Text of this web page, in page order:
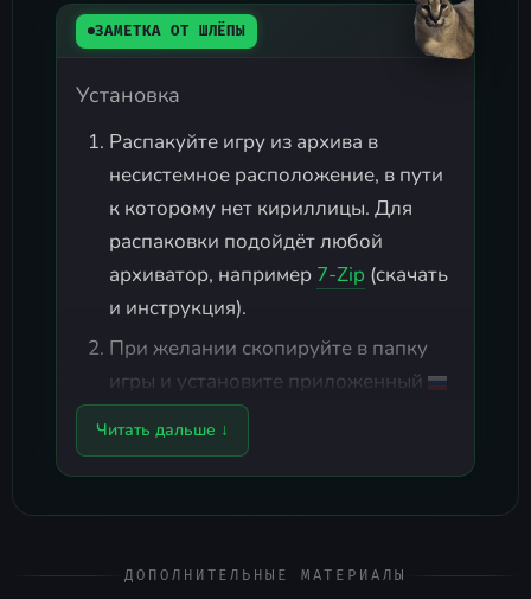
ЗАМЕТКА ОТ ШЛЁПЫ
Установка
Распакуйте игру из архива в
несистемное расположение, в пути
к которому нет кириллицы. Для
распаковки подойдёт любой
архиватор, например 7-Zip (скачать
и инструкция).
При желании скопируйте в папку
игры и установите приложенный
русский перевод от clarkkent.
Запустите файл
машинный перевод.
Читать дальше ↓
ДОПОЛНИТЕЛЬНЫЕ МАТЕРИАЛЫ